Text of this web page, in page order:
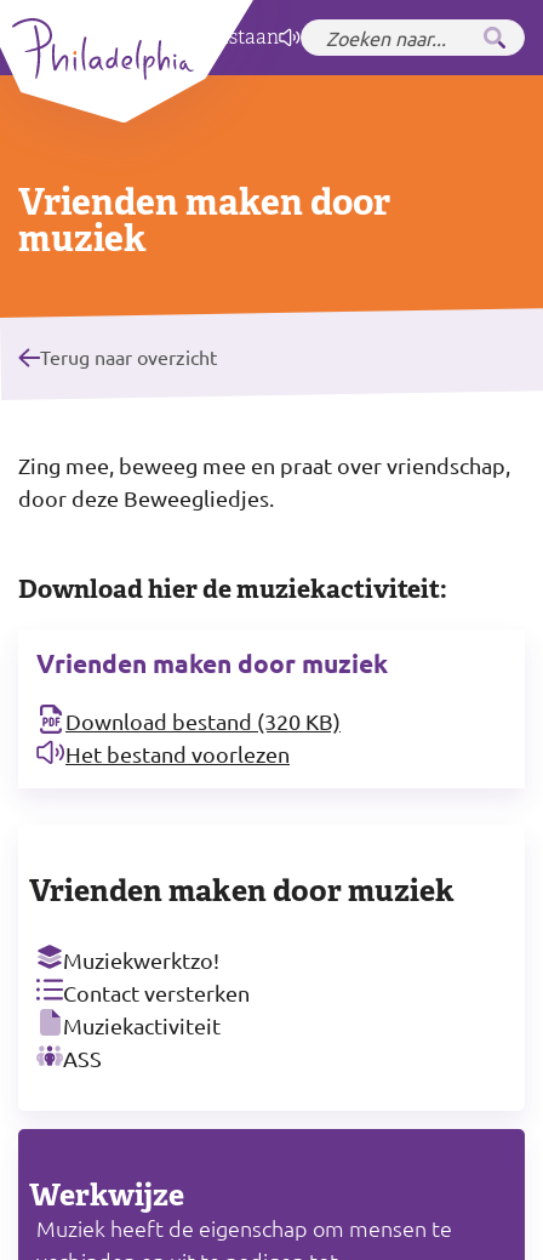
Zet hoog contrastaan
Vrienden maken door
muziek
Terug naar overzicht
Zing mee, beweeg mee en praat over vriendschap,
door deze Beweegliedjes.
Download hier de muziekactiviteit:
Vrienden maken door muziek
Download bestand (320 KB)
Het bestand voorlezen
Vrienden maken door muziek
Muziekwerktzo!
Contact versterken
Muziekactiviteit
ASS
Werkwijze
Muziek heeft de eigenschap om mensen te